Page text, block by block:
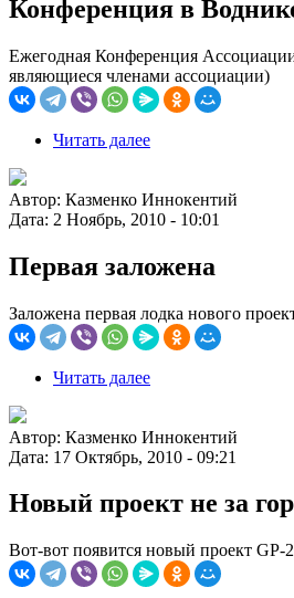
Конференция в
Ежегодная Конференция
являющиеся членами ассоциации)
Читать далее
Автор: Казменко Иннокентий
Дата: 2 Ноябрь, 2010 - 10:01
Первая заложена
Заложена первая лодка нового
Читать далее
Автор: Казменко Иннокентий
Дата: 17 Октябрь, 2010 - 09:21
Новый проект не за
Вот-вот появится новый проект